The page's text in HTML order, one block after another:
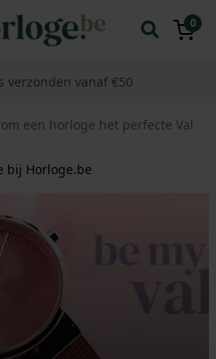
0
verzonden vanaf €50
een horloge het perfecte
bij Horloge.be